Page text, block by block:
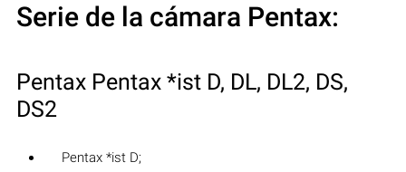
Serie de la cámara Pentax:
Pentax Pentax *ist D, DL, DL2, DS,
DS2
Pentax *ist D;